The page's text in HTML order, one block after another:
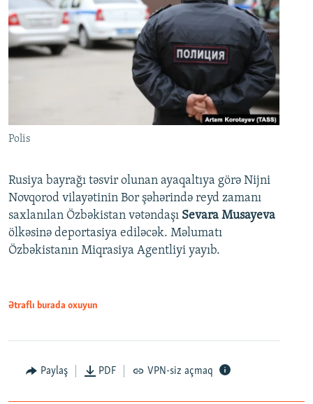
Polis
Rusiya bayrağı təsvir olunan ayaqaltıya görə Nijni
Novqorod vilayətinin Bor şəhərində reyd zamanı
saxlanılan Özbəkistan vətəndaşı Sevara Musayeva
ölkəsinə deportasiya ediləcək. Məlumatı
Özbəkistanın Miqrasiya Agentliyi yayıb.
Ətraflı burada oxuyun
Paylaş PDF VPN-siz açmaq